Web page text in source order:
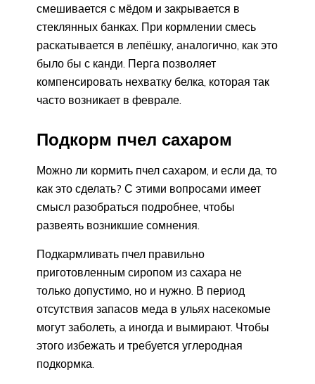
смешивается с мёдом и закрывается в
стеклянных банках. При кормлении смесь
раскатывается в лепёшку, аналогично, как это
было бы с канди. Перга позволяет
компенсировать нехватку белка, которая так
часто возникает в феврале.
Подкорм пчел сахаром
Можно ли кормить пчел сахаром, и если да, то
как это сделать? С этими вопросами имеет
смысл разобраться подробнее, чтобы
развеять возникшие сомнения.
Подкармливать пчел правильно
приготовленным сиропом из сахара не
только допустимо, но и нужно. В период
отсутствия запасов меда в ульях насекомые
могут заболеть, а иногда и вымирают. Чтобы
этого избежать и требуется углеродная
подкормка.